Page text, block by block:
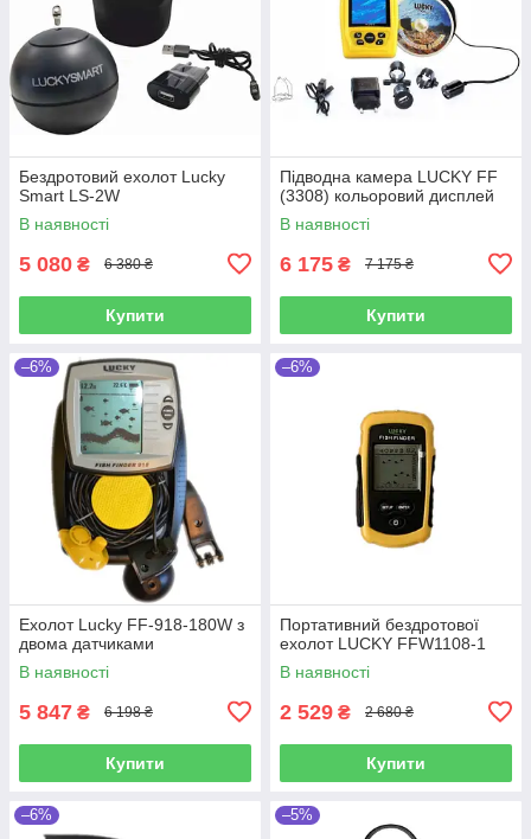
Бездротовий ехолот Lucky
Smart LS-2W
В наявності
5 080 ₴ 6 380 ₴
Купити
Підводна камера LUCKY FF
(3308) кольоровий дисплей
В наявності
6 175 ₴ 7 175 ₴
Купити
–6%
Ехолот Lucky FF-918-180W з
двома датчиками
В наявності
5 847 ₴ 6 198 ₴
Купити
–6%
Портативний бездротової
ехолот LUCKY FFW1108-1
В наявності
2 529 ₴ 2 680 ₴
Купити
–6% –5%